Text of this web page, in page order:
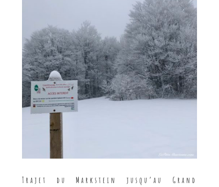
Trajet du Markstein jusqu’au Grand